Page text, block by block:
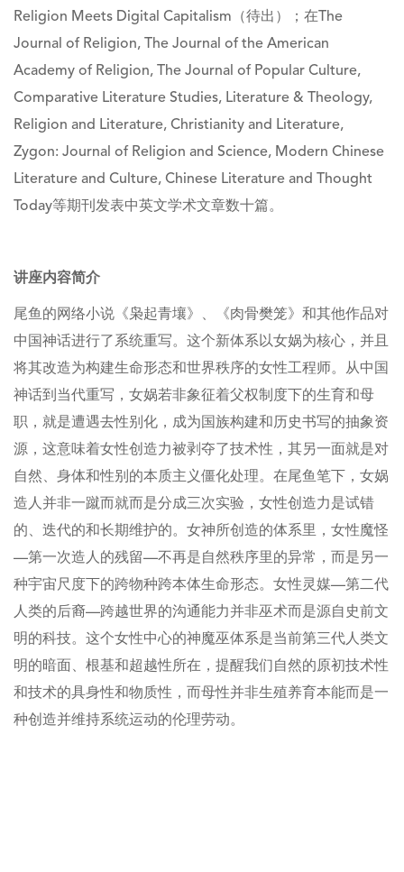
Religion Meets Digital Capitalism（待出）；在The
Journal of Religion, The Journal of the American
Academy of Religion, The Journal of Popular Culture,
Comparative Literature Studies, Literature & Theology,
Religion and Literature, Christianity and Literature,
Zygon: Journal of Religion and Science, Modern Chinese
Literature and Culture, Chinese Literature and Thought
Today等期刊发表中英文学术文章数十篇。
讲座内容简介
尾鱼的网络小说 《枭起青壤》
、《肉骨樊笼》和其他作品对
中国神话进行了系统重写。这个新体系以女娲为核心，并且
将其改造为构建生命形态和世界秩序的女性工程师。从中国
神话到当代重写，女娲若非象征着父权制度下的生育和母
职，就是遭遇去性别化，成为国族构建和历史书写的抽象资
源，这意味着女性创造力被剥夺了技术性，其另一面就是对
自然、身体和性别的本质主义僵化处理。在尾鱼笔下， 女娲
造人 并非一蹴而就而是分成三次实验，女性创造力是试错
的、迭代的和长期维护的。女神所创造的体系里，女性魔怪
—第一次造人的残留—不再是自然秩序里的异常，而是另一
种宇宙尺度下的跨物种跨本体生命形态。女性灵媒—第二代
人类的后裔—跨越世界的沟通能力并非巫术而是源自史前文
明的科技。这个女性中心的神魔巫体系是当前第三代人类文
明的暗面、根基和超越性所在，提醒我们自然的原初技术性
和技术的具身性和物质性，而母性并非生殖养育本能而是一
种创造并维持系统运动的伦理劳动。